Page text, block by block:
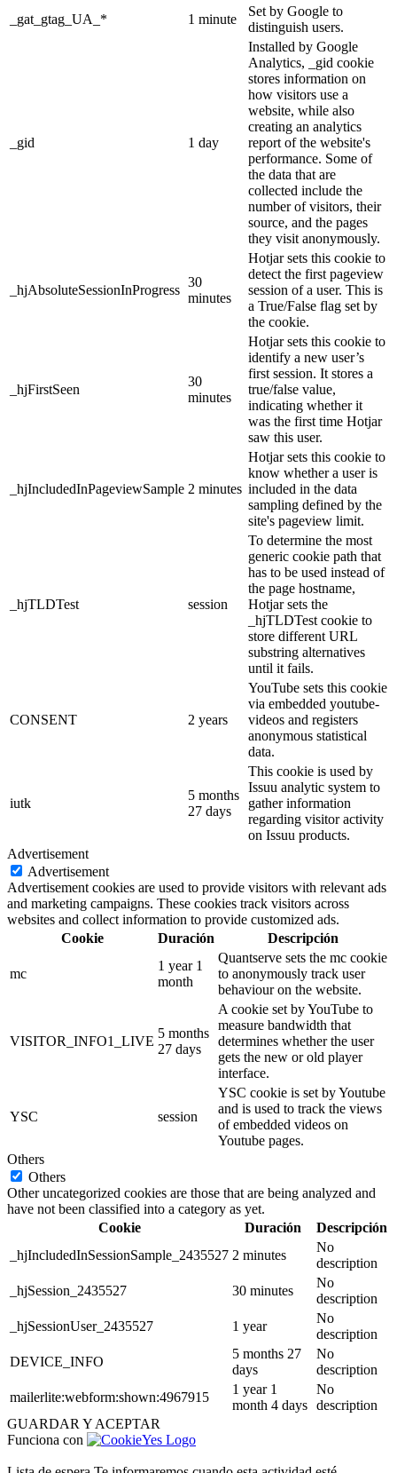
_gat_gtag_UA_*
1 minute
Set by Google to
distinguish users.
_gid 1 day
Installed by Google
Analytics, _gid cookie
stores information on
how visitors use a
website, while also
creating an analytics
report of the website's
performance. Some of
the data that are
collected include the
number of visitors, their
source, and the pages
they visit anonymously.
_hjAbsoluteSessionInProgress
30
minutes
Hotjar sets this cookie to
detect the first pageview
session of a user. This is
a True/False flag set by
the cookie.
_hjFirstSeen
30
minutes
Hotjar sets this cookie to
identify a new user’s
first session. It stores a
true/false value,
indicating whether it
was the first time Hotjar
saw this user.
_hjIncludedInPageviewSample 2 minutes
Hotjar sets this cookie to
know whether a user is
included in the data
sampling defined by the
site's pageview limit.
_hjTLDTest session
To determine the most
generic cookie path that
has to be used instead of
the page hostname,
Hotjar sets the
_hjTLDTest cookie to
store different URL
substring alternatives
until it fails.
CONSENT 2 years
YouTube sets this cookie
via embedded youtube-
videos and registers
anonymous statistical
data.
iutk
5 months
27 days
This cookie is used by
Issuu analytic system to
gather information
regarding visitor activity
on Issuu products.
Advertisement
Advertisement
Advertisement cookies are used to provide visitors with relevant ads
and marketing campaigns. These cookies track visitors across
websites and collect information to provide customized ads.
Cookie
Duración Descripción
mc
1 year 1
month
Quantserve sets the mc cookie
to anonymously track user
behaviour on the website.
VISITOR_INFO1_LIVE
5 months
27 days
A cookie set by YouTube to
measure bandwidth that
determines whether the user
gets the new or old player
interface.
YSC session
YSC cookie is set by Youtube
and is used to track the views
of embedded videos on
Youtube pages.
Others
Others
Other uncategorized cookies are those that are being analyzed and
have not been classified into a category as yet.
Cookie
Duración
Descripción
_hjIncludedInSessionSample_2435527 2 minutes
No
description
_hjSession_2435527
30 minutes
No
description
_hjSessionUser_2435527
1 year
No
description
DEVICE_INFO
5 months 27
days
No
description
mailerlite:webform:shown:4967915
1 year 1
month 4 days
No
description
GUARDAR Y ACEPTAR
Funciona con